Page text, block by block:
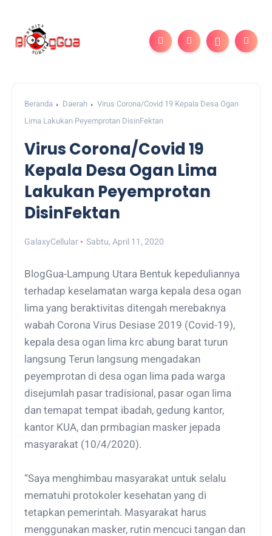
Beranda Daerah
Virus Corona/Covid 19 Kepala Desa Ogan
Lima Lakukan Peyemprotan DisinFektan
Virus Corona/Covid 19
Kepala Desa Ogan Lima
Lakukan Peyemprotan
DisinFektan
GalaxyCellular Sabtu, April 11, 2020
BlogGua-Lampung Utara Bentuk kepeduliannya
terhadap keselamatan warga kepala desa ogan
lima yang beraktivitas ditengah merebaknya
wabah Corona Virus Desiase 2019 (Covid-19),
kepala desa ogan lima krc abung barat turun
langsung Terun langsung mengadakan
peyemprotan di desa ogan lima pada warga
disejumlah pasar tradisional, pasar ogan lima
dan temapat tempat ibadah, gedung kantor,
kantor KUA, dan prmbagian masker jepada
masyarakat (10/4/2020).
“Saya menghimbau masyarakat untuk selalu
mematuhi protokoler kesehatan yang di
tetapkan pemerintah. Masyarakat harus
menggunakan masker, rutin mencuci tangan dan